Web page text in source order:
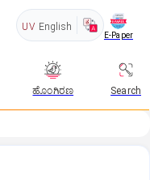
UV English
E-Paper
ಹೊಂಗಿರಣ Search